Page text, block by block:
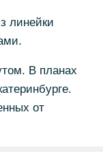
линейки
В планах
от